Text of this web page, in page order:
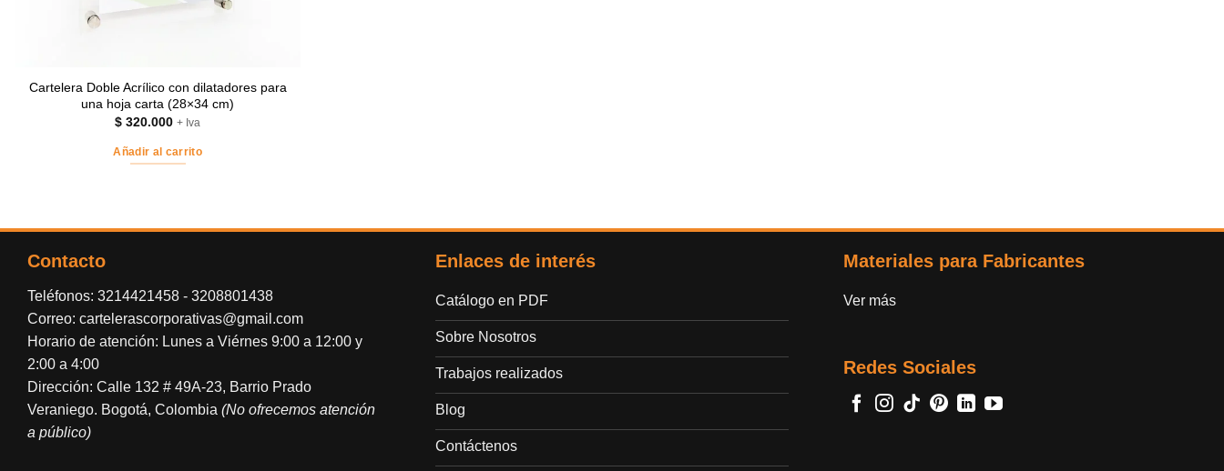
Cartelera Doble Acrílico con dilatadores para
una hoja carta (28×34 cm)
$ 320.000 + Iva
Añadir al carrito
Contacto
Teléfonos: 3214421458 - 3208801438
Correo: cartelerascorporativas@gmail.com
Horario de atención: Lunes a Viérnes 9:00 a 12:00 y
2:00 a 4:00
Dirección: Calle 132 # 49A-23, Barrio Prado
Veraniego. Bogotá, Colombia (No ofrecemos atención
a público)
Enlaces de interés
Catálogo en PDF
Sobre Nosotros
Trabajos realizados
Blog
Contáctenos
Materiales para Fabricantes
Ver más
Redes Sociales